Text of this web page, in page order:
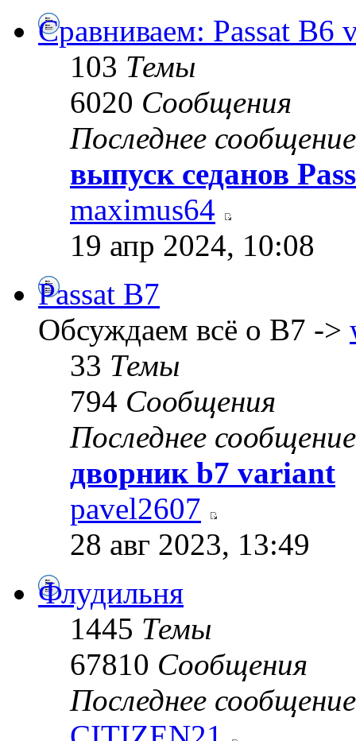
Сравниваем: Passat B6
103 Темы
6020 Сообщения
Последнее сообщение
выпуск седанов
maximus64
19 апр 2024, 10:08
Passat B7
Обсуждаем всё о B7 ->
33 Темы
794 Сообщения
Последнее сообщение
дворник b7 variant
pavel2607
28 авг 2023, 13:49
Флудильня
1445 Темы
67810 Сообщения
Последнее сообщение